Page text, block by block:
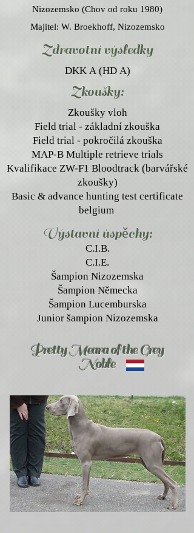
Nizozemsko (Chov od roku 1980)
Majitel: W. Broekhoff, Nizozemsko
Zdravotní výsledky
DKK A (HD A)
Zkoušky:
Zkoušky vloh
Field trial - základní zkouška
Field trial - pokročilá zkouška
MAP-B Multiple retrieve trials
Kvalifikace ZW-F1 Bloodtrack (barvářské
zkoušky)
Basic & advance hunting test certificate
belgium
Výstavní úspěchy:
C.I.B.
C.I.E.
Šampion Nizozemska
Šampion Německa
Šampion Lucemburska
Junior šampion Nizozemska
Pretty Meara of the Grey
Noble